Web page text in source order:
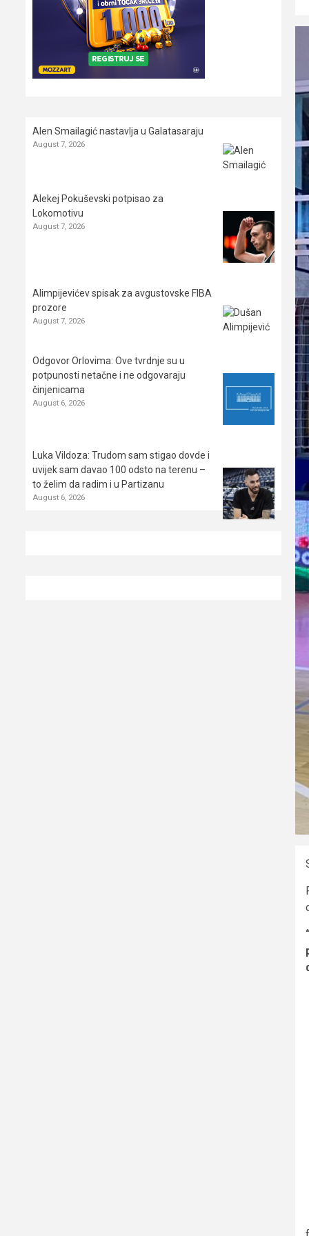
Alen Smailagić nastavlja u Galatasaraju
August 7, 2026
Alekej Pokuševski potpisao za
Lokomotivu
August 7, 2026
Alimpijevićev spisak za avgustovske FIBA
prozore
August 7, 2026
Odgovor Orlovima: ​Ove tvrdnje su u
potpunosti netačne i ne odgovaraju
činjenicama
August 6, 2026
Luka Vildoza: Trudom sam stigao dovde i
uvijek sam davao 100 odsto na terenu –
to želim da radim i u Partizanu
August 6, 2026